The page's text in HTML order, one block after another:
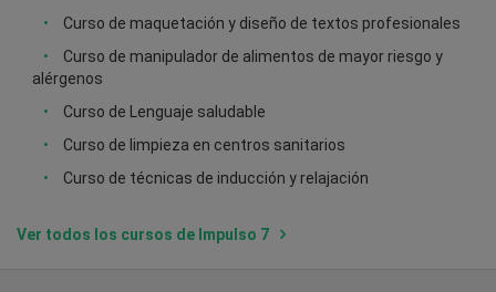
Curso de maquetación y diseño de textos profesionales
Curso de manipulador de alimentos de mayor riesgo y
alérgenos
Curso de Lenguaje saludable
Curso de limpieza en centros sanitarios
Curso de técnicas de inducción y relajación
Ver todos los cursos de Impulso 7